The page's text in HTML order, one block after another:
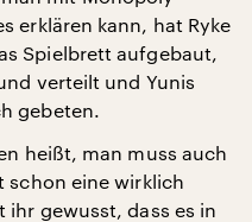
erklären kann, hat Ryke
Spielbrett aufgebaut,
verteilt und Yunis
gebeten.
heißt, man muss auch
schon eine wirklich
ihr gewusst, dass es in